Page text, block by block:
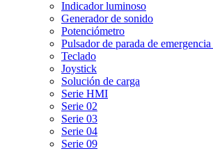
Indicador luminoso
Generador de sonido
Potenciómetro
Pulsador de parada de
Teclado
Joystick
Solución de carga
Serie HMI
Serie 02
Serie 03
Serie 04
Serie 09